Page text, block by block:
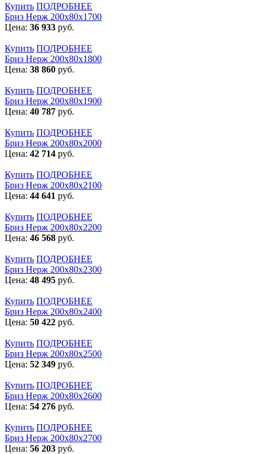
Купить ПОДРОБНЕЕ
Бриз Нерж 200х80х1700
Цена: 36 933 руб.
Купить ПОДРОБНЕЕ
Бриз Нерж 200х80х1800
Цена: 38 860 руб.
Купить ПОДРОБНЕЕ
Бриз Нерж 200х80х1900
Цена: 40 787 руб.
Купить ПОДРОБНЕЕ
Бриз Нерж 200х80х2000
Цена: 42 714 руб.
Купить ПОДРОБНЕЕ
Бриз Нерж 200х80х2100
Цена: 44 641 руб.
Купить ПОДРОБНЕЕ
Бриз Нерж 200х80х2200
Цена: 46 568 руб.
Купить ПОДРОБНЕЕ
Бриз Нерж 200х80х2300
Цена: 48 495 руб.
Купить ПОДРОБНЕЕ
Бриз Нерж 200х80х2400
Цена: 50 422 руб.
Купить ПОДРОБНЕЕ
Бриз Нерж 200х80х2500
Цена: 52 349 руб.
Купить ПОДРОБНЕЕ
Бриз Нерж 200х80х2600
Цена: 54 276 руб.
Купить ПОДРОБНЕЕ
Бриз Нерж 200х80х2700
Цена: 56 203 руб.